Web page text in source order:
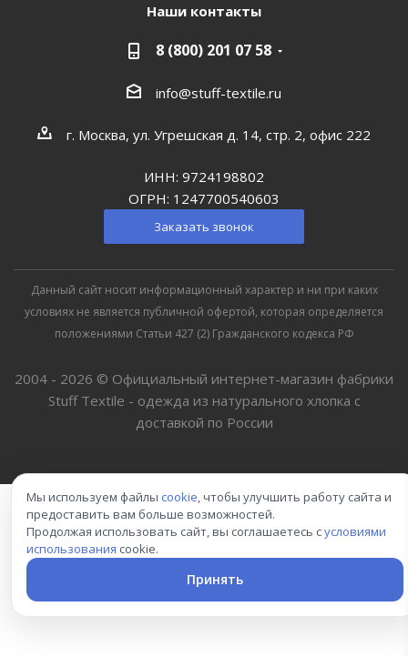
Наши контакты
8 (800) 201 07 58
info@stuff-textile.ru
г. Москва, ул. Угрешская д. 14, стр. 2, офис 222
ИНН: 9724198802
ОГРН: 1247700540603
Заказать звонок
Данный сайт носит информационный характер и ни при каких
условиях не является публичной офертой, которая определяется
положениями Статьи 427 (2) Гражданского кодекса РФ
2004 - 2026 © Официальный интернет-магазин фабрики
Stuff Textile - одежда из натурального хлопка с
доставкой по России
Мы используем файлы cookie, чтобы улучшить работу сайта и
предоставить вам больше возможностей.
Продолжая использовать сайт, вы соглашаетесь сусловиями
использования cookie.
Принять